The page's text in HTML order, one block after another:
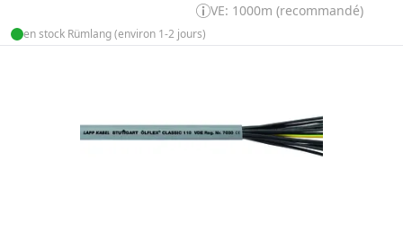
VE: 1000m (recommandé)
en stock Rümlang (environ 1-2 jours)